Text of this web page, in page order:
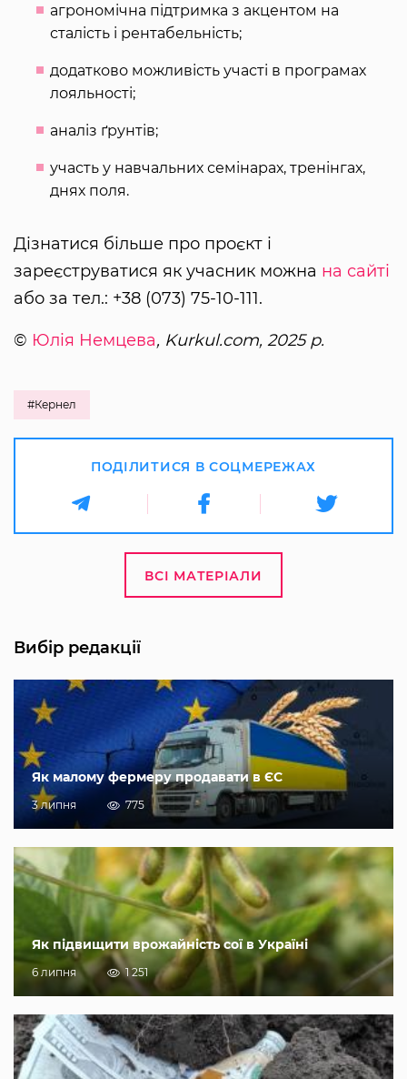
агрономічна підтримка з акцентом на
сталість і рентабельність;
додатково можливість участі в програмах
лояльності;
аналіз ґрунтів;
участь у навчальних семінарах, тренінгах,
днях поля.
Дізнатися більше про проєкт і
зареєструватися як учасник можна на сайті
або за тел.: +38 (073) 75-10-111.
© Юлія Немцева, Kurkul.com, 2025 р.
#Кернел
ПОДІЛИТИСЯ В СОЦМЕРЕЖАХ
ВСІ МАТЕРІАЛИ
Вибір редакції
Як малому фермеру продавати в ЄС
3 липня 775
Як підвищити врожайність сої в Україні
6 липня 1 251